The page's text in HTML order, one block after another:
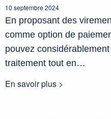
10 septembre 2024
En proposant des
comme option de
pouvez
traitement tout en…
En savoir plus >